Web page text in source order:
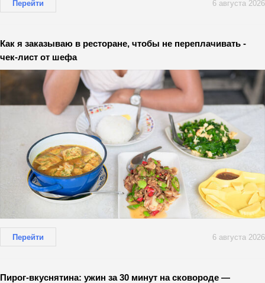
Перейти 6 августа 2026
Как я заказываю в ресторане, чтобы не переплачивать -
чек-лист от шефа
Перейти 6 августа 2026
Пирог-вкуснятина: ужин за 30 минут на сковороде —